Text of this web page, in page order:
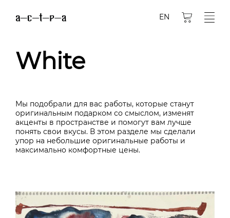
EN
White
Мы подобрали для вас работы, которые станут
оригинальным подарком со смыслом, изменят
акценты в пространстве и помогут вам лучше
понять свои вкусы. В этом разделе мы сделали
упор на небольшие оригинальные работы и
максимально комфортные цены.